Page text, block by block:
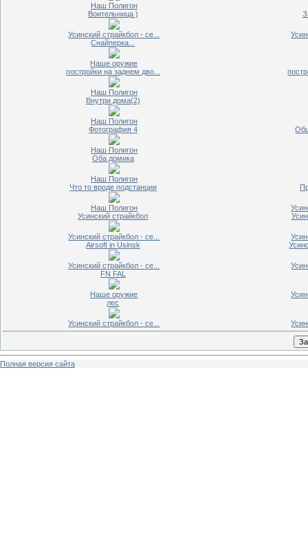
Наш Полигон
Воительница )
Усинский страйкбол - се...
Снайперка...
Наше оружие
постройки на заднем дво...
Наш Полигон
Внутри дома(2)
Наш Полигон
Фотография 4
Наш Полигон
Оба домика
Наш Полигон
Что то вроде подстанции
Наш Полигон
Усинский страйкбол
Усинский страйкбол - се...
Airsoft in Usinsk
Усинский страйкбол - се...
FN FAL
Наше оружие
лес
Усинский страйкбол - се...
Полная версия сайта